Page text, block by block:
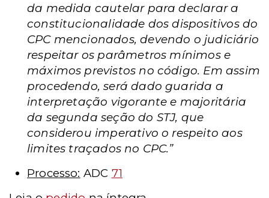
da medida cautelar para declarar a
constitucionalidade dos dispositivos do
CPC mencionados, devendo o judiciário
respeitar os parâmetros mínimos e
máximos previstos no código. Em assim
procedendo, será dado guarida a
interpretação vigorante e majoritária
da segunda seção do STJ, que
considerou imperativo o respeito aos
limites traçados no CPC.”
Processo: ADC 71